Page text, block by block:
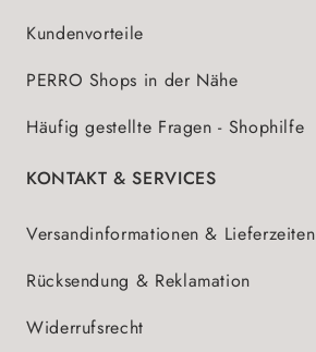
Kundenvorteile
PERRO Shops in der Nähe
Häufig gestellte Fragen - Shophilfe
KONTAKT & SERVICES
Versandinformationen & Lieferzeiten
Rücksendung & Reklamation
Widerrufsrecht